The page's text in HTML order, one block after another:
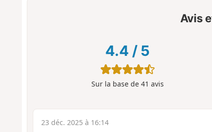
Avis
4.4 / 5
Sur la base de 41 avis
23 déc. 2025 à 16:14